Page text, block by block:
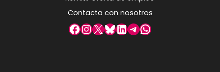
Contacta con nosotros
Facebook
Instagram
X Bluesky
LinkedIn
Telegram
WhatsApp